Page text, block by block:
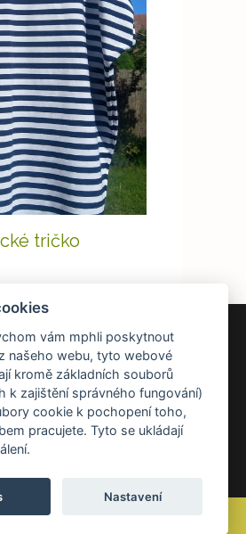
tričko
podmínky
údajů
zboží
vám mphli poskytnout
našeho webu, tyto webové
kromě základních souborů
k zajištění správného fungování)
cookie k pochopení toho,
pracujete. Tyto se ukládají
Nastavení